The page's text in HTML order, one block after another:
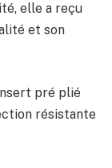
, elle a reçu
et son
pré plié
résistante